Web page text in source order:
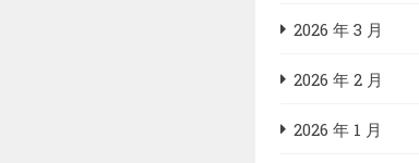
2026 年 3 月
2026 年 2 月
2026 年 1 月